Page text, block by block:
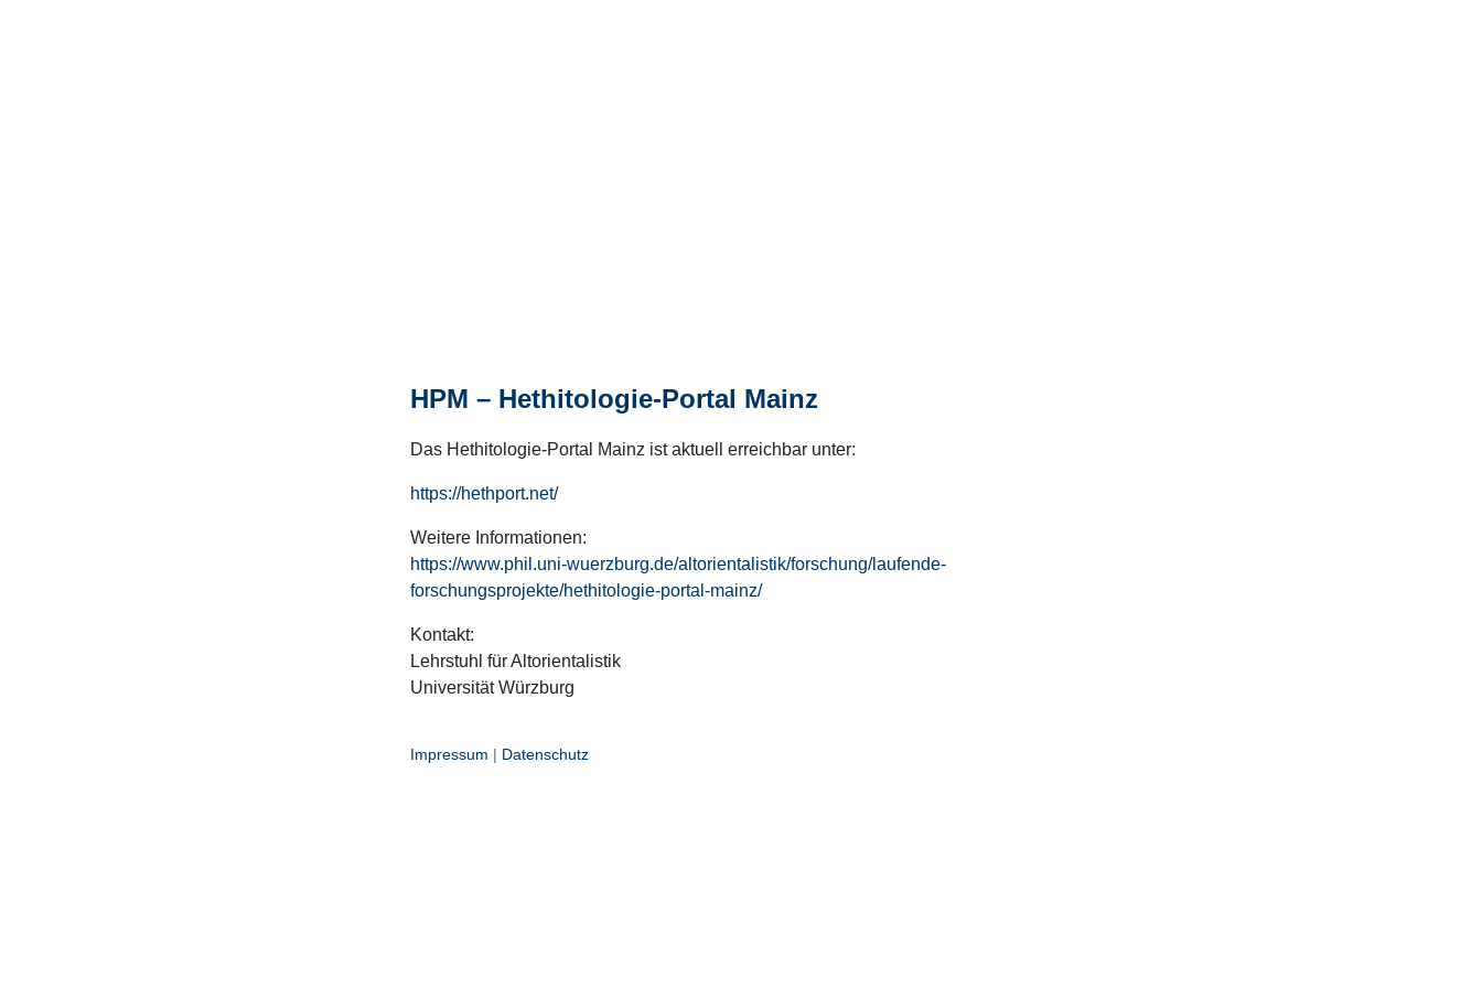
HPM – Hethitologie-Portal Mainz
Das Hethitologie-Portal Mainz ist aktuell erreichbar unter:
https://hethport.net/
Weitere Informationen:
https://www.phil.uni-wuerzburg.de/altorientalistik/forschung/laufende-
forschungsprojekte/hethitologie-portal-mainz/
Kontakt:
Lehrstuhl für Altorientalistik
Universität Würzburg
Impressum | Datenschutz